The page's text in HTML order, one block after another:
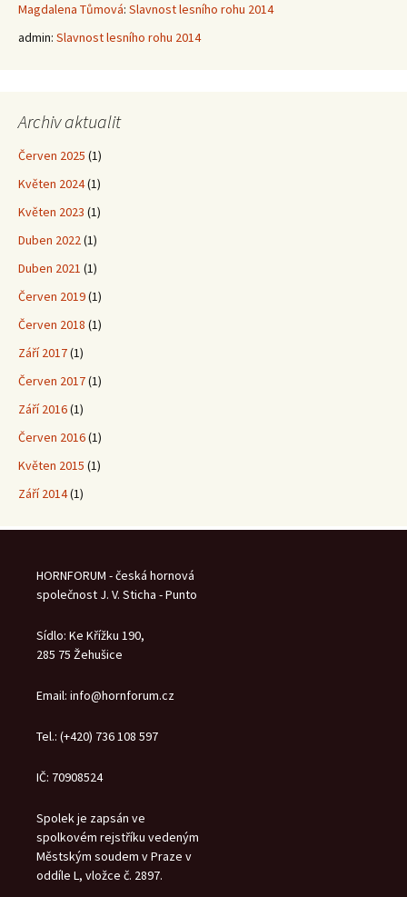
Magdalena Tůmová: Slavnost lesního rohu 2014
admin: Slavnost lesního rohu 2014
Archiv aktualit
Červen 2025 (1)
Květen 2024(1)
Květen 2023 (1)
Duben 2022(1)
Duben 2021 (1)
Červen 2019(1)
Červen 2018 (1)
Září 2017(1)
Červen 2017(1)
Září 2016(1)
Červen 2016(1)
Květen 2015 (1)
Září 2014(1)
HORNFORUM - česká hornová
společnost J. V. Sticha - Punto
Sídlo: Ke Křížku 190,
285 75 Žehušice
Email: info@hornforum.cz
Tel.: (+420) 736 108 597
IČ: 70908524
Spolek je zapsán ve
spolkovém rejstříku vedeným
Městským soudem v Praze v
oddíle L, vložce č. 2897.